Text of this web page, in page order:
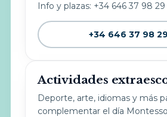
Info y plazas: +34 646 37 98 29
+34 646 37 98
Actividades
Deporte, arte, idiomas y más
complementar el día